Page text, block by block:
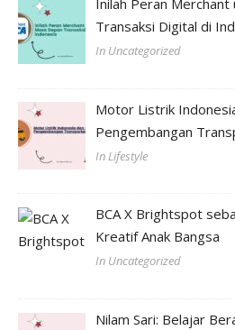
Transaksi Digital di
In Uncategorized
Motor Listrik
Pengembangan
In Lifestyle
BCA X Brightspot
Kreatif Anak Bangsa
In Uncategorized
Nilam Sari: Belajar